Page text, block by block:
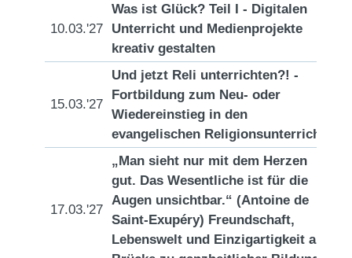
10.03.'27
Was ist Glück? Teil I - Digitalen
Unterricht und Medienprojekte
kreativ gestalten
15.03.'27
Und jetzt Reli unterrichten?! -
Fortbildung zum Neu- oder
Wiedereinstieg in den
evangelischen Religionsunterricht
17.03.'27
„Man sieht nur mit dem Herzen
gut. Das Wesentliche ist für die
Augen unsichtbar.“ (Antoine de
Saint-Exupéry) Freundschaft,
Lebenswelt und Einzigartigkeit als